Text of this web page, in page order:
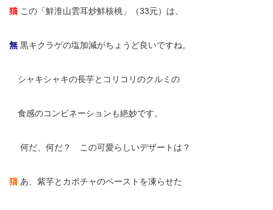
猫 この「鮮淮山雲耳炒鮮核桃」（33元）は、
無 黒キクラゲの塩加減がちょうど良いですね。
シャキシャキの長芋とコリコリのクルミの
食感のコンビネーションも絶妙です。
何だ、何だ？ この可愛らしいデザートは？
猫 あ、紫芋とカボチャのペーストを凍らせた